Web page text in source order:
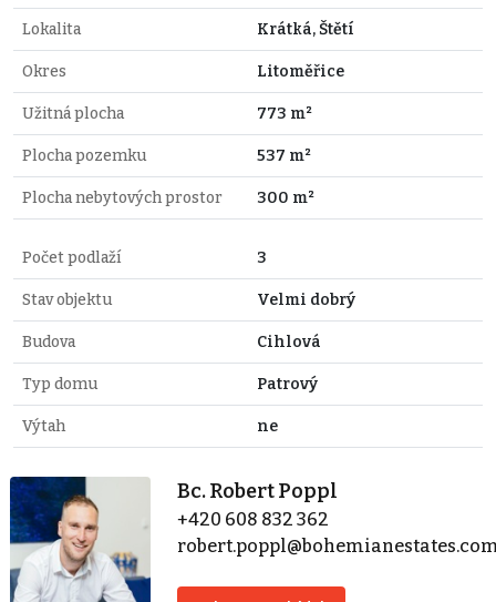
Lokalita Krátká, Štětí
Okres Litoměřice
Užitná plocha 773 m²
Plocha pozemku 537 m²
Plocha nebytových prostor 300 m²
Počet podlaží 3
Stav objektu Velmi dobrý
Budova Cihlová
Typ domu Patrový
Výtah ne
Bc. Robert Poppl
+420 608 832 362